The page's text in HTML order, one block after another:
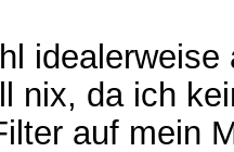
idealerweise
nix, da ich
auf mein